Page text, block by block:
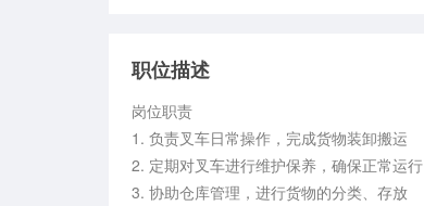
职位描述
岗位职责
1. 负责叉车日常操作，完成货物装卸搬运
2. 定期对叉车进行维护保养，确保正常运行
3. 协助仓库管理，进行货物的分类、存放